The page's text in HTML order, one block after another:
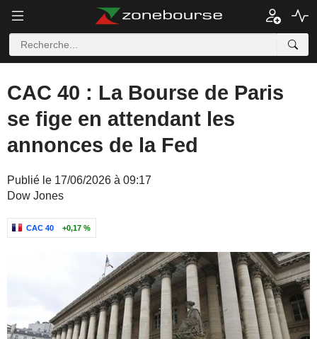
CAC 40 : La Bourse de Paris
se fige en attendant les
annonces de la Fed
Publié le 17/06/2026 à 09:17
Dow Jones
CAC 40 +0,17 %